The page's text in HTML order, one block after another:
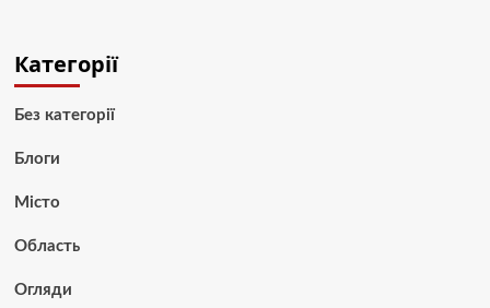
Категорії
Без категорії
Блоги
Місто
Область
Огляди